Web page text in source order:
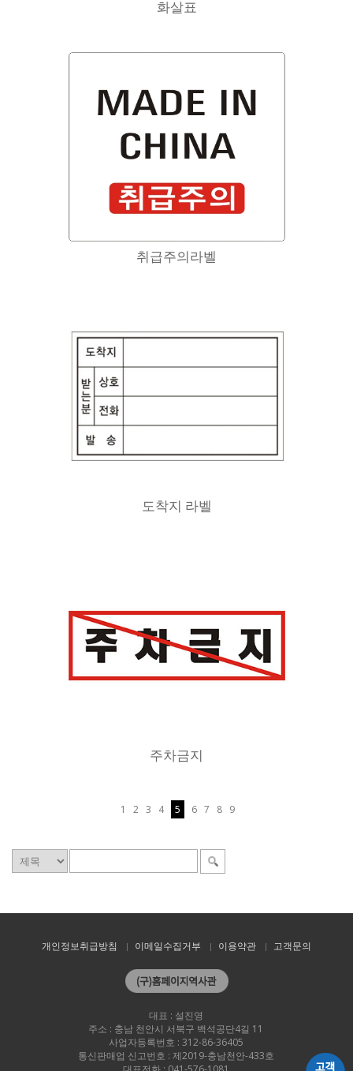
화살표
취급주의라벨
도착지 라벨
주차금지
1 2 3 4 5 6 7 8 9
개인정보취급방침 이메일수집거부 이용약관 고객문의
대표 : 설진영
주소 : 충남 천안시 서북구 백석공단4길 11
사업자등록번호 : 312-86-36405
통신판매업 신고번호 : 제2019-충남천안-433호